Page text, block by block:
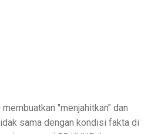
"menjahitkan" dan
sama dengan kondisi fakta di